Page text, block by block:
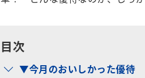
目次
▼今月のおいしかった優待